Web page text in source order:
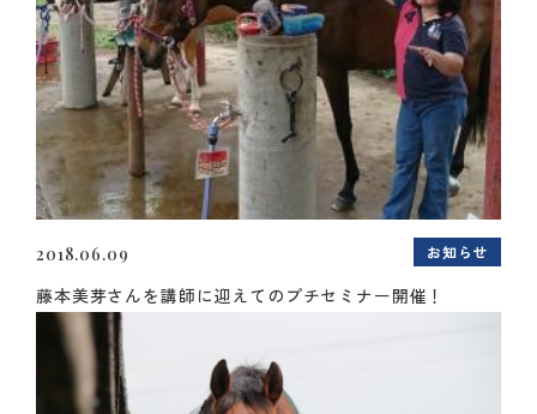
2018.06.09 お知らせ
藤本美芽さんを講師に迎えてのプチセミナー開催！